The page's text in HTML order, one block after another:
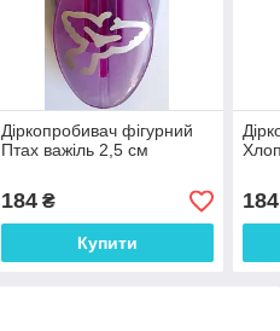
Діркопробивач фігурний
Птах важіль 2,5 см
184₴
Купити
184